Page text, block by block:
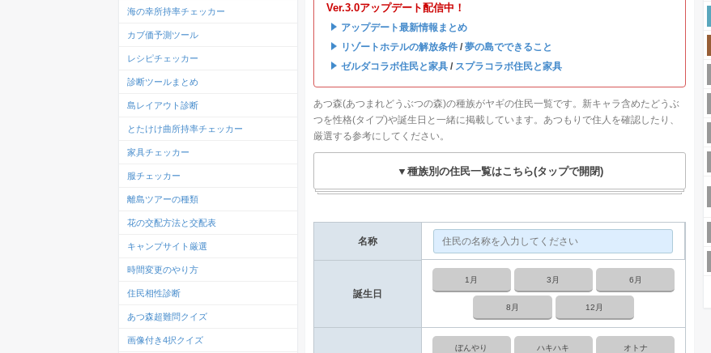
Ver.3.0アップデート配信中！
・ アップデート最新情報まとめ
・ リゾートホテルの解放条件 / 夢の島でできること
・ ゼルダコラボ住民と家具 / スプラコラボ住民と家具
あつ森(あつまれどうぶつの森)の種族がヤギの住民一覧です。新キャラ含めたどうぶ
つを性格(タイプ)や誕生日と一緒に掲載しています。あつもりで住人を確認したり、
厳選する参考にしてください。
▼種族別の住民一覧はこちら(タップで開閉)
名称
誕生日
1月 3月 6月
8月 12月
ぼんやり ハキハキ オトナ
海の幸所持率チェッカー
カブ価予測ツール
レシピチェッカー
診断ツールまとめ
島レイアウト診断
とたけけ曲所持率チェッカー
家具チェッカー
服チェッカー
離島ツアーの種類
花の交配方法と交配表
キャンプサイト厳選
時間変更のやり方
住民相性診断
あつ森超難問クイズ
画像付き4択クイズ